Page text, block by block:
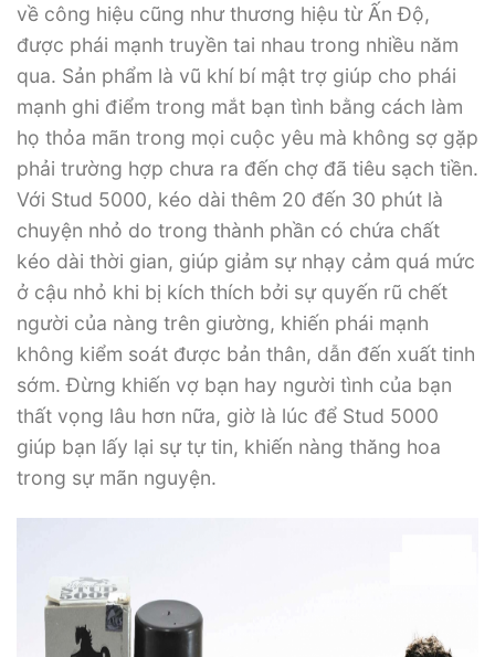
về công hiệu cũng như thương hiệu từ Ấn Độ,
được phái mạnh truyền tai nhau trong nhiều năm
qua. Sản phẩm là vũ khí bí mật trợ giúp cho phái
mạnh ghi điểm trong mắt bạn tình bằng cách làm
họ thỏa mãn trong mọi cuộc yêu mà không sợ gặp
phải trường hợp chưa ra đến chợ đã tiêu sạch tiền.
Với Stud 5000, kéo dài thêm 20 đến 30 phút là
chuyện nhỏ do trong thành phần có chứa chất
kéo dài thời gian, giúp giảm sự nhạy cảm quá mức
ở cậu nhỏ khi bị kích thích bởi sự quyến rũ chết
người của nàng trên giường, khiến phái mạnh
không kiểm soát được bản thân, dẫn đến xuất tinh
sớm. Đừng khiến vợ bạn hay người tình của bạn
thất vọng lâu hơn nữa, giờ là lúc để Stud 5000
giúp bạn lấy lại sự tự tin, khiến nàng thăng hoa
trong sự mãn nguyện.